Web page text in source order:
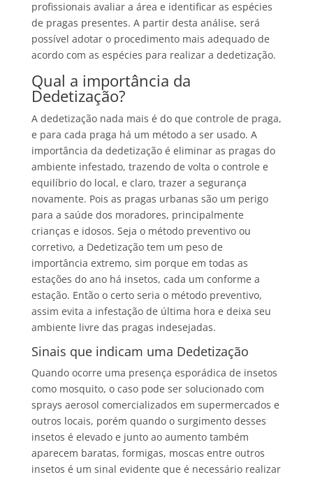
profissionais avaliar a área e identificar as espécies
de pragas presentes. A partir desta análise, será
possível adotar o procedimento mais adequado de
acordo com as espécies para realizar a dedetização.
Qual a importância da
Dedetização?
A dedetização nada mais é do que controle de praga,
e para cada praga há um método a ser usado. A
importância da dedetização é eliminar as pragas do
ambiente infestado, trazendo de volta o controle e
equilíbrio do local, e claro, trazer a segurança
novamente. Pois as pragas urbanas são um perigo
para a saúde dos moradores, principalmente
crianças e idosos. Seja o método preventivo ou
corretivo, a Dedetização tem um peso de
importância extremo, sim porque em todas as
estações do ano há insetos, cada um conforme a
estação. Então o certo seria o método preventivo,
assim evita a infestação de última hora e deixa seu
ambiente livre das pragas indesejadas.
Sinais que indicam uma Dedetização
Quando ocorre uma presença esporádica de insetos
como mosquito, o caso pode ser solucionado com
sprays aerosol comercializados em supermercados e
outros locais, porém quando o surgimento desses
insetos é elevado e junto ao aumento também
aparecem baratas, formigas, moscas entre outros
insetos é um sinal evidente que é necessário realizar